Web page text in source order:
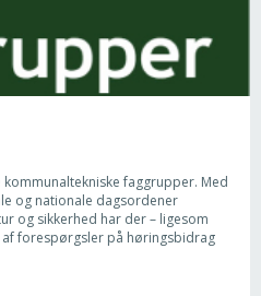
faggrupper. Med
og nationale dagsordener
og sikkerhed har der – ligesom
forespørgsler på høringsbidrag